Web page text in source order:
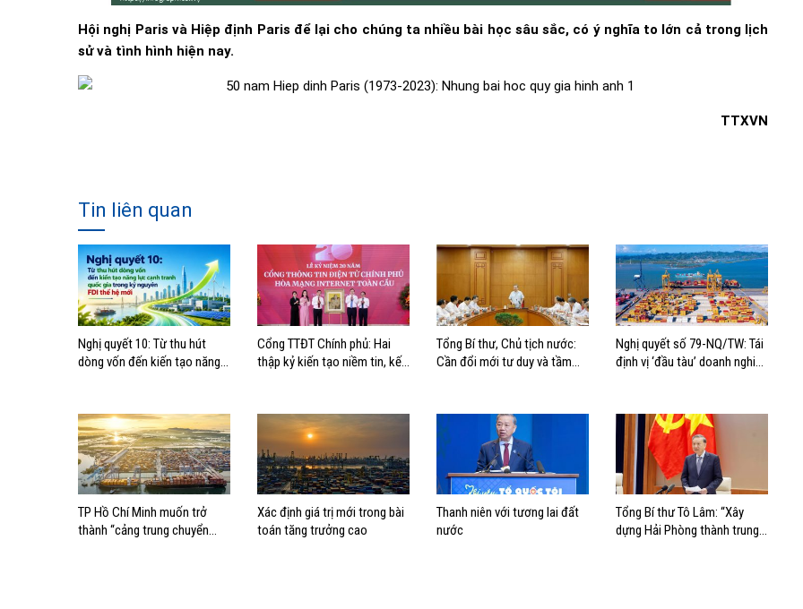
Hội nghị Paris và Hiệp định Paris để lại cho chúng ta nhiều bài học sâu sắc, có ý nghĩa to lớn cả trong lịch
sử và tình hình hiện nay.
TTXVN
Tin liên quan
Nghị quyết 10: Từ thu hút
dòng vốn đến kiến tạo năng
Cổng TTĐT Chính phủ: Hai
thập kỷ kiến tạo niềm tin, kết
Tổng Bí thư, Chủ tịch nước:
Cần đổi mới tư duy và tầm
Nghị quyết số 79-NQ/TW: Tái
định vị ‘đầu tàu’ doanh nghiệp
TP Hồ Chí Minh muốn trở
thành “cảng trung chuyển
Xác định giá trị mới trong bài
toán tăng trưởng cao
Thanh niên với tương lai đất
nước
Tổng Bí thư Tô Lâm: “Xây
dựng Hải Phòng thành trung